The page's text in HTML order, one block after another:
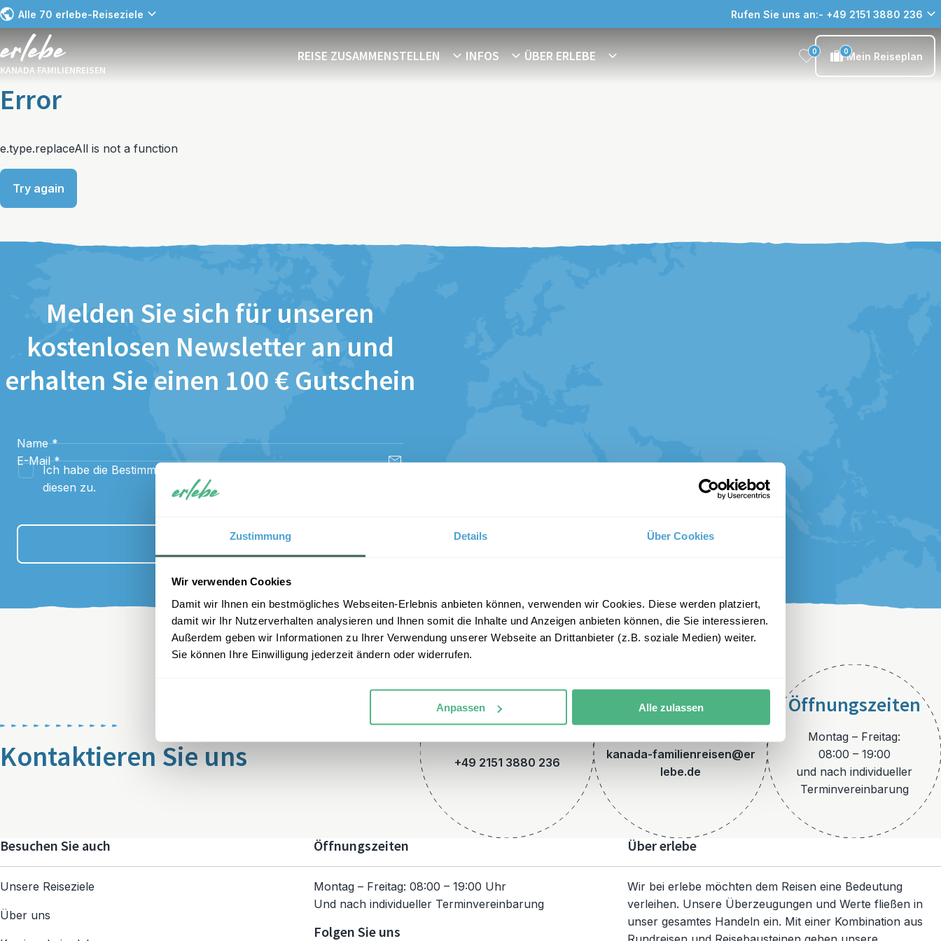
Zustimmung Details Über Cookies
Wir verwenden Cookies
Damit wir Ihnen ein bestmögliches Webseiten-Erlebnis anbieten können, verwenden wir Cookies. Diese werden platziert,
damit wir Ihr Nutzerverhalten analysieren und Ihnen somit die Inhalte und Anzeigen anbieten können, die Sie interessieren.
Außerdem geben wir Informationen zu Ihrer Verwendung unserer Webseite an Drittanbieter (z.B. soziale Medien) weiter.
Sie können Ihre Einwilligung jederzeit ändern oder widerrufen.
Anpassen Alle zulassen
Alle 70 erlebe-Reiseziele Rufen Sie uns an:- +49 2151 3880 236
KANADA FAMILIENREISEN
REISE ZUSAMMENSTELLEN INFOS ÜBER ERLEBE 0 0Mein Reiseplan
Error
e.type.replaceAll is not a function
Try again
Melden Sie sich für unseren
kostenlosen Newsletter an und
erhalten Sie einen 100 € Gutschein
Name *
E-Mail *
Ich habe die Bestimmungen zum
diesen zu.
Anmelden
Kontaktieren Sie uns
Telefon
+49 2151 3880 236
E-Mail
kanada-familienreisen@er
lebe.de
Öffnungszeiten
Montag – Freitag:
08:00 – 19:00
und nach individueller
Terminvereinbarung
Besuchen Sie auch
Unsere Reiseziele
Über uns
Öffnungszeiten
Montag – Freitag: 08:00 – 19:00 Uhr
Und nach individueller Terminvereinbarung
Folgen Sie uns
Über erlebe
Wir bei erlebe möchten dem Reisen eine Bedeutung
verleihen. Unsere Überzeugungen und Werte fließen in
unser gesamtes Handeln ein. Mit einer Kombination aus